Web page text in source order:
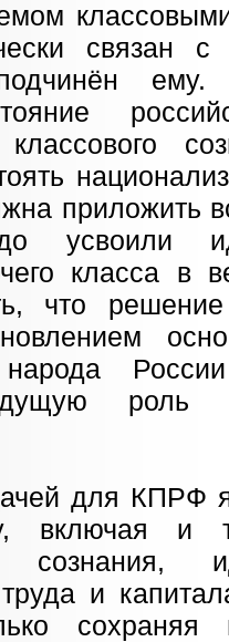
связан с
ему.
классового
приложить
усвоили
класса в
что
роль
для КПРФ
включая и
сознания,
и
сохраняя